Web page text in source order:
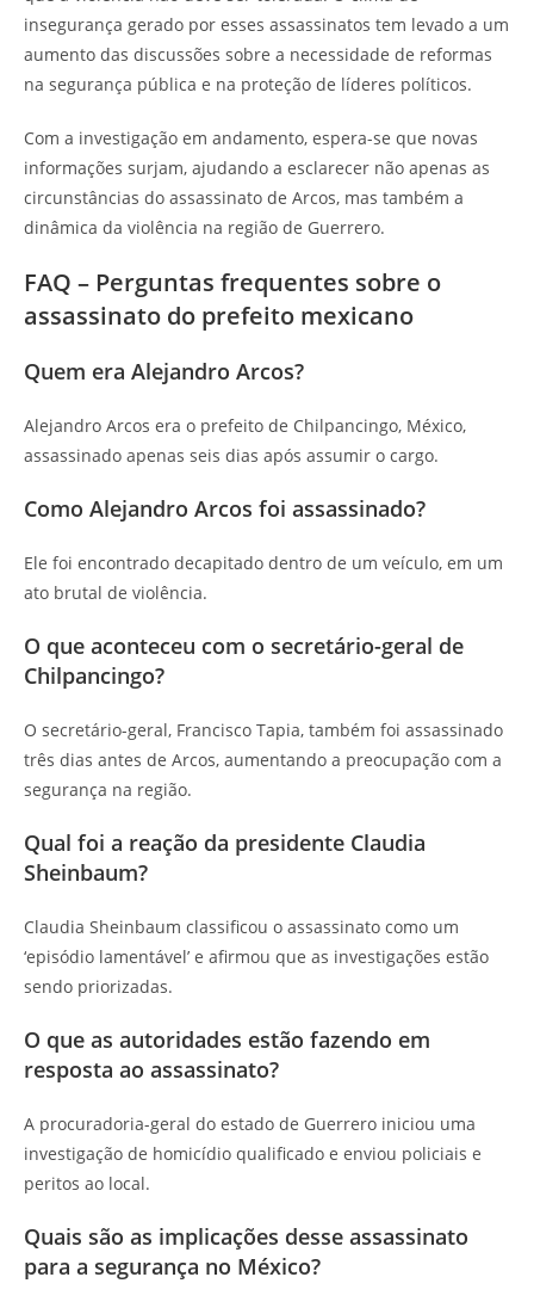
insegurança gerado por esses assassinatos tem levado a um
aumento das discussões sobre a necessidade de reformas
na segurança pública e na proteção de líderes políticos.
Com a investigação em andamento, espera-se que novas
informações surjam, ajudando a esclarecer não apenas as
circunstâncias do assassinato de Arcos, mas também a
dinâmica da violência na região de Guerrero.
FAQ – Perguntas frequentes sobre o
assassinato do prefeito mexicano
Quem era Alejandro Arcos?
Alejandro Arcos era o prefeito de Chilpancingo, México,
assassinado apenas seis dias após assumir o cargo.
Como Alejandro Arcos foi assassinado?
Ele foi encontrado decapitado dentro de um veículo, em um
ato brutal de violência.
O que aconteceu com o secretário-geral de
Chilpancingo?
O secretário-geral, Francisco Tapia, também foi assassinado
três dias antes de Arcos, aumentando a preocupação com a
segurança na região.
Qual foi a reação da presidente Claudia
Sheinbaum?
Claudia Sheinbaum classificou o assassinato como um
‘episódio lamentável’ e afirmou que as investigações estão
sendo priorizadas.
O que as autoridades estão fazendo em
resposta ao assassinato?
A procuradoria-geral do estado de Guerrero iniciou uma
investigação de homicídio qualificado e enviou policiais e
peritos ao local.
Quais são as implicações desse assassinato
para a segurança no México?